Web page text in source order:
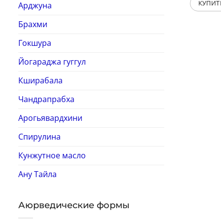
Арджуна
Брахми
Гокшура
Йогараджа гуггул
Кширабала
Чандрапрабха
Арогьявардхини
Спирулина
Кунжутное масло
Ану Тайла
Аюрведические формы